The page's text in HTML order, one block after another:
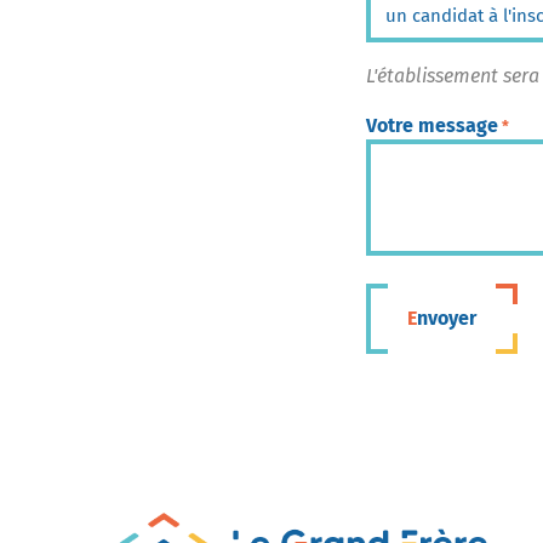
L'établissement
Votre message *
Envoyer